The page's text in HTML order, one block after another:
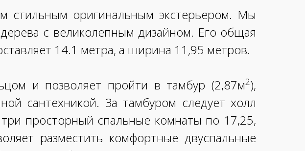
стильным оригинальным экстерьером. Мы
с великолепным дизайном. Его общая
14.1 метра, а ширина 11,95 метров.
и позволяет пройти в тамбур (2,87м2),
сантехникой. За тамбуром следует холл
просторный спальные комнаты по 17,25,
разместить комфортные двуспальные